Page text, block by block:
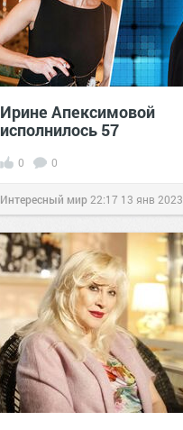
Ирине Апексимовой
исполнилось 57
0 0
Интересный мир 22:17 13 янв 2023